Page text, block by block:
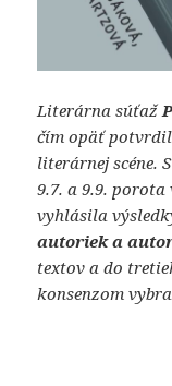
Literárna súťaž
čím opäť
literárnej scéne.
9.7. a 9.9.
vyhlásila
autoriek a
textov a do
konsenzom